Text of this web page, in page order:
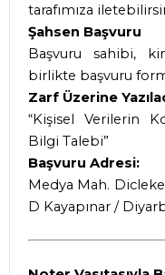
tarafımıza
Şahsen Başvuru
Başvuru sahibi,
birlikte başvuru
Zarf Üzerine
“Kişisel Verilerin
Bilgi Talebi”
Başvuru Adresi:
Medya Mah.
D Kayapınar /